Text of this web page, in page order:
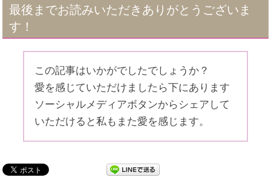
最後までお読みいただきありがとうございま
す！
この記事はいかがでしたでしょうか？
愛を感じていただけましたら下にあります
ソーシャルメディアボタンからシェアして
いただけると私もまた愛を感じます。